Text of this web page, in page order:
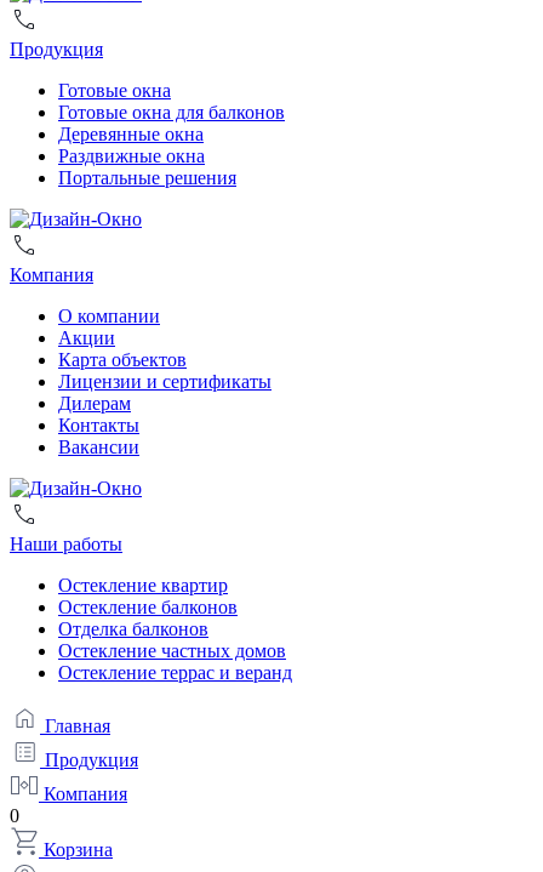
Продукция
Готовые окна
Готовые окна для балконов
Деревянные окна
Раздвижные окна
Портальные решения
Компания
О компании
Акции
Карта объектов
Лицензии и сертификаты
Дилерам
Контакты
Вакансии
Наши работы
Остекление квартир
Остекление балконов
Отделка балконов
Остекление частных домов
Остекление террас и веранд
Главная
Продукция
Компания
0
Корзина